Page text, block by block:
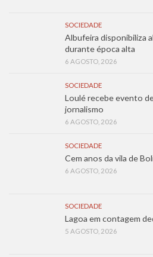
SOCIEDADE
Albufeira disponibiliza
durante época alta
6 AGOSTO, 2026
SOCIEDADE
Loulé recebe evento
jornalismo
6 AGOSTO, 2026
SOCIEDADE
Cem anos da vila de
6 AGOSTO, 2026
SOCIEDADE
Lagoa em contagem
5 AGOSTO, 2026